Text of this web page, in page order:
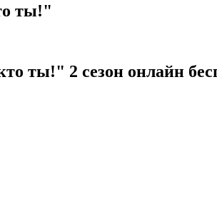
ты!"
ты!" 2 сезон онлайн